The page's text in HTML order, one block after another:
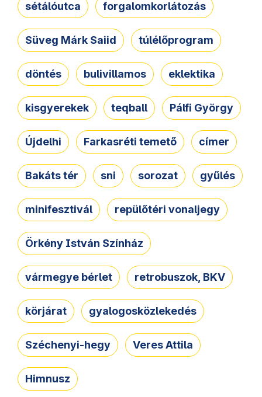
sétálóutca forgalomkorlátozás
Süveg Márk Saiid túlélőprogram
döntés bulivillamos eklektika
kisgyerekek teqball Pálfi György
Újdelhi Farkasréti temető címer
Bakáts tér sni sorozat gyűlés
minifesztivál repülőtéri vonaljegy
Örkény István Színház
vármegye bérlet retrobuszok, BKV
körjárat gyalogosközlekedés
Széchenyi-hegy Veres Attila
Himnusz